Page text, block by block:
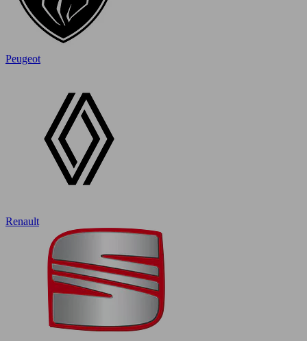
Peugeot
Renault